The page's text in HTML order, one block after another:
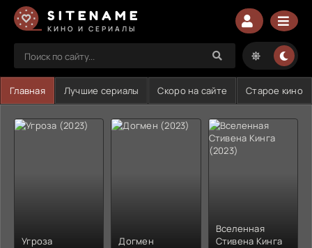
SITENAME
КИНО И СЕРИАЛЫ
Главная Лучшие сериалы Скоро на сайте Старое кино
Угроза Догмен
Вселенная
Стивена Кинга